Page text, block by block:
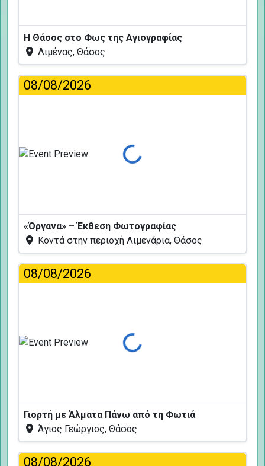
Η Θάσος στο Φως της Αγιογραφίας
Λιμένας, Θάσος
08/08/2026
Φόρτωση...
«Όργανα» – Έκθεση Φωτογραφίας
Κοντά στην περιοχή Λιμενάρια, Θάσος
08/08/2026
Φόρτωση...
Γιορτή με Άλματα Πάνω από τη Φωτιά
Άγιος Γεώργιος, Θάσος
08/08/2026